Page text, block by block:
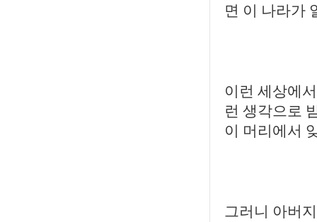
면 이 나라가
이런 세상에
런 생각으로
이 머리에서
그러니 아버